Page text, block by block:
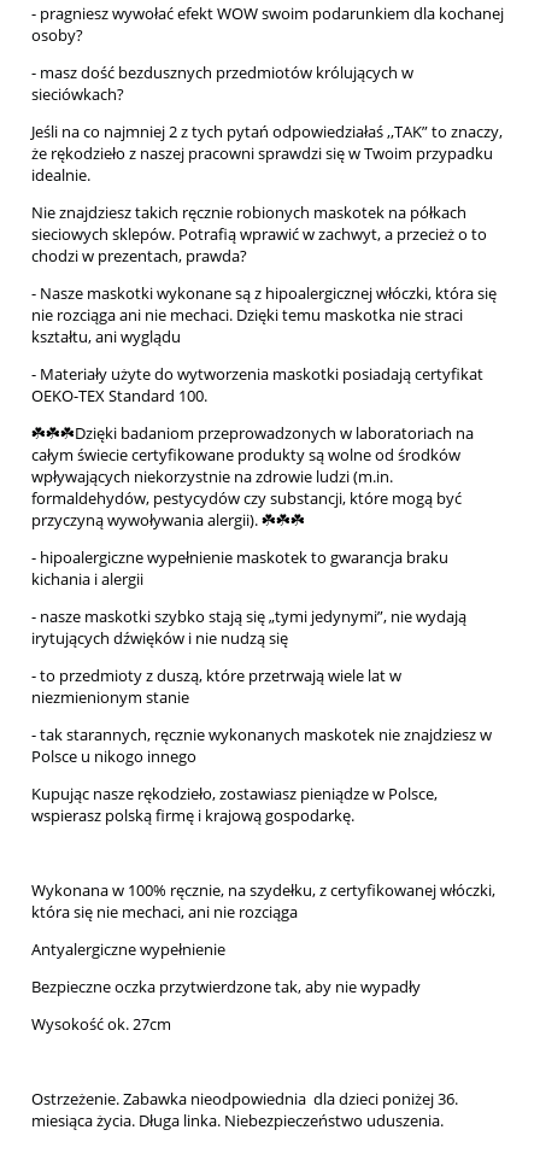
- pragniesz wywołać efekt WOW swoim podarunkiem dla kochanej
osoby?
- masz dość bezdusznych przedmiotów królujących w
sieciówkach?
Jeśli na co najmniej 2 z tych pytań odpowiedziałaś ,,TAK” to znaczy,
że rękodzieło z naszej pracowni sprawdzi się w Twoim przypadku
idealnie.
Nie znajdziesz takich ręcznie robionych maskotek na półkach
sieciowych sklepów. Potrafią wprawić w zachwyt, a przecież o to
chodzi w prezentach, prawda?
- Nasze maskotki wykonane są z hipoalergicznej włóczki, która się
nie rozciąga ani nie mechaci. Dzięki temu maskotka nie straci
kształtu, ani wyglądu
- Materiały użyte do wytworzenia maskotki posiadają certyfikat
OEKO-TEX Standard 100.
☘️☘️☘️Dzięki badaniom przeprowadzonych w laboratoriach na
całym świecie certyfikowane produkty są wolne od środków
wpływających niekorzystnie na zdrowie ludzi (m.in.
formaldehydów, pestycydów czy substancji, które mogą być
przyczyną wywoływania alergii). ☘️☘️☘️
- hipoalergiczne wypełnienie maskotek to gwarancja braku
kichania i alergii
- nasze maskotki szybko stają się „tymi jedynymi”, nie wydają
irytujących dźwięków i nie nudzą się
- to przedmioty z duszą, które przetrwają wiele lat w
niezmienionym stanie
- tak starannych, ręcznie wykonanych maskotek nie znajdziesz w
Polsce u nikogo innego
Kupując nasze rękodzieło, zostawiasz pieniądze w Polsce,
wspierasz polską firmę i krajową gospodarkę.
Wykonana w 100% ręcznie, na szydełku, z certyfikowanej włóczki,
która się nie mechaci, ani nie rozciąga
Antyalergiczne wypełnienie
Bezpieczne oczka przytwierdzone tak, aby nie wypadły
Wysokość ok. 27cm
Ostrzeżenie. Zabawka nieodpowiednia dla dzieci poniżej 36.
miesiąca życia. Długa linka. Niebezpieczeństwo uduszenia.